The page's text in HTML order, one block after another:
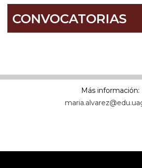
CONVOCATORIAS
Más información: